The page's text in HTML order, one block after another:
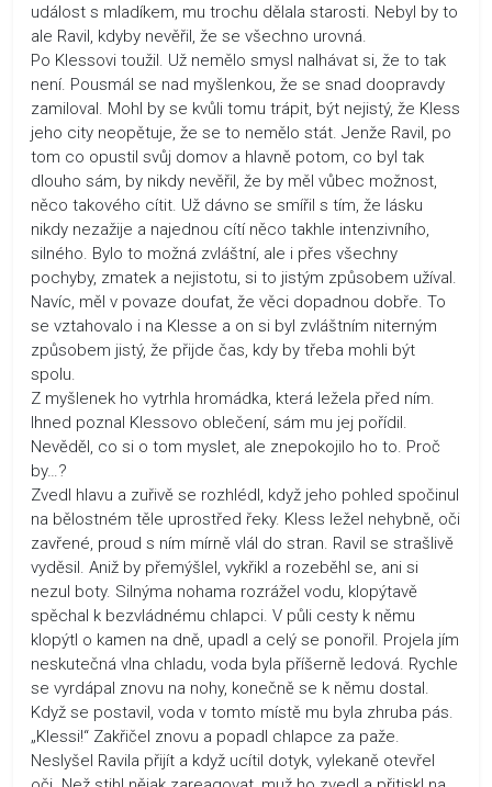
událost s mladíkem, mu trochu dělala starosti. Nebyl by to
ale Ravil, kdyby nevěřil, že se všechno urovná.
Po Klessovi toužil. Už nemělo smysl nalhávat si, že to tak
není. Pousmál se nad myšlenkou, že se snad doopravdy
zamiloval. Mohl by se kvůli tomu trápit, být nejistý, že Kless
jeho city neopětuje, že se to nemělo stát. Jenže Ravil, po
tom co opustil svůj domov a hlavně potom, co byl tak
dlouho sám, by nikdy nevěřil, že by měl vůbec možnost,
něco takového cítit. Už dávno se smířil s tím, že lásku
nikdy nezažije a najednou cítí něco takhle intenzivního,
silného. Bylo to možná zvláštní, ale i přes všechny
pochyby, zmatek a nejistotu, si to jistým způsobem užíval.
Navíc, měl v povaze doufat, že věci dopadnou dobře. To
se vztahovalo i na Klesse a on si byl zvláštním niterným
způsobem jistý, že přijde čas, kdy by třeba mohli být
spolu.
Z myšlenek ho vytrhla hromádka, která ležela před ním.
Ihned poznal Klessovo oblečení, sám mu jej pořídil.
Nevěděl, co si o tom myslet, ale znepokojilo ho to. Proč
by…?
Zvedl hlavu a zuřivě se rozhlédl, když jeho pohled spočinul
na bělostném těle uprostřed řeky. Kless ležel nehybně, oči
zavřené, proud s ním mírně vlál do stran. Ravil se strašlivě
vyděsil. Aniž by přemýšlel, vykřikl a rozeběhl se, ani si
nezul boty. Silnýma nohama rozrážel vodu, klopýtavě
spěchal k bezvládnému chlapci. V půli cesty k němu
klopýtl o kamen na dně, upadl a celý se ponořil. Projela jím
neskutečná vlna chladu, voda byla příšerně ledová. Rychle
se vyrdápal znovu na nohy, konečně se k němu dostal.
Když se postavil, voda v tomto místě mu byla zhruba pás.
„Klessi!“ Zakřičel znovu a popadl chlapce za paže.
Neslyšel Ravila přijít a když ucítil dotyk, vylekaně otevřel